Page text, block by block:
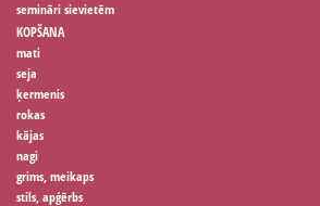
semināri sievietēm
KOPŠANA
mati
seja
ķermenis
rokas
kājas
nagi
grims, meikaps
stils, apģērbs